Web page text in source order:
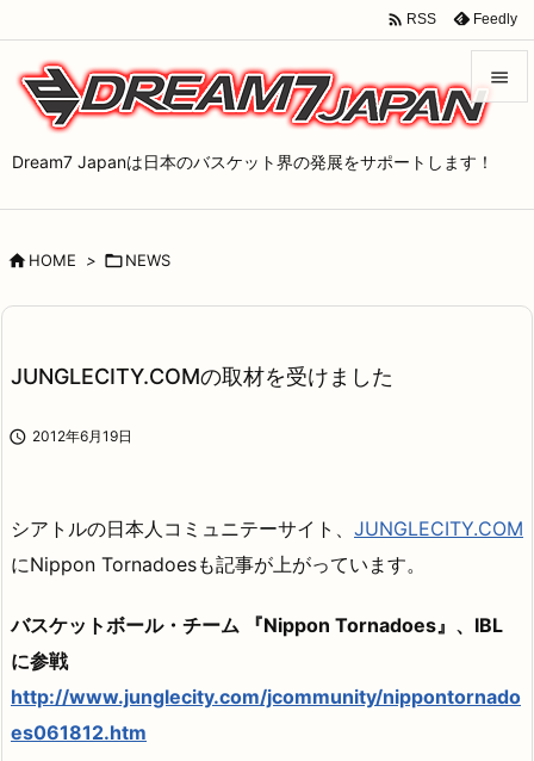
Dream7 Japanは日本のバスケット界の発展をサポートします！


サイド

 RSS Feedly
HOME > NEWS
JUNGLECITY.COMの取材を受けました
 2012年6月19日
シアトルの日本人コミュニテーサイト、 JUNGLECITY.COM
にNippon Tornadoesも記事が上がっています。
バスケットボール・チーム 『Nippon Tornadoes』、IBL
に参戦
http://www.junglecity.com/jcommunity/nippontornado
es061812.htm